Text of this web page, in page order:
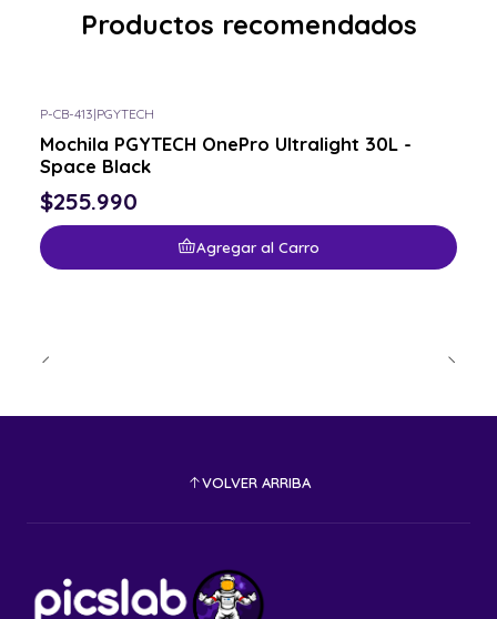
Productos recomendados
P-CB-413|PGYTECH
Mochila PGYTECH OnePro Ultralight 30L -
Space Black
$255.990
Agregar al Carro
VOLVER ARRIBA